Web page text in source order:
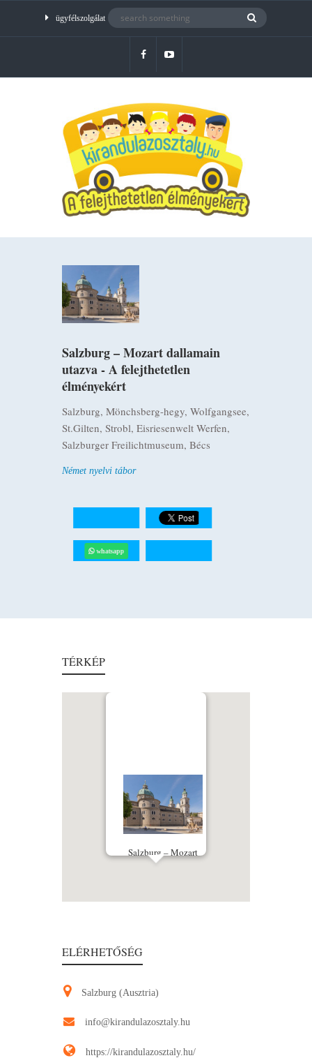
ügyfélszolgálat
Salzburg – Mozart dallamain
utazva - A felejthetetlen
élményekért
Salzburg, Mönchsberg-hegy, Wolfgangsee,
St.Gilten, Strobl, Eisriesenwelt Werfen,
Salzburger Freilichtmuseum, Bécs
Német nyelvi tábor
whatsapp
TÉRKÉP
Salzburg – Mozart
dallamain utazva
ELÉRHETŐSÉG
Salzburg (Ausztria)
info@kirandulazosztaly.hu
https://kirandulazosztaly.hu/